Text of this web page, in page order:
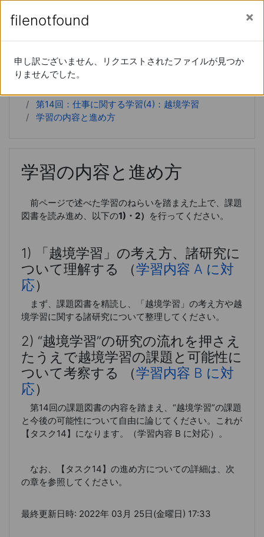
サイドパネル
あなたは現在ゲストアクセスを利用しています (ロ
グイン )
経営学特論
第14回：仕事に関する学習(4)：越境学習
学習の内容と進め方
学習の内容と進め方
前ページで述べた学習のねらいを踏まえた上で、課題
図書を読み進め、以下の1)・2） を行ってください。
1) 「越境学習」の考え方、諸研究に
ついて理解する （学習内容 A に対
応）
まず、課題図書を精読し、「越境学習」の考え方や越
境学習に関する諸研究について整理してください。
2) “越境学習”の研究の流れを押さえ
たうえで越境学習の課題と可能性に
ついて考察する （学習内容 B に対
応）
第14回の課題図書の内容を踏まえ、“越境学習”の課題
と今後の可能性について自由に論じてください。これが
【タスク14】になります。（学習内容 B に対応）。
なお、【タスク14】の進め方についての詳細は、次
の章を参照してください。
最終更新日時: 2022年 03月 25日(金曜日) 17:33
filenotfound
申し訳ございません、リクエストされたファイルが見つか
りませんでした。
filenotfound
申し訳ございません、リクエストされたファイルが見つか
りませんでした。